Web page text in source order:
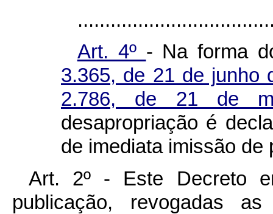
Art. 4º - Na forma
3.365, de 21 de junho
2.786, de 21 de
desapropriação é
de imediata imissão de
Art. 2º - Este Decreto
publicação, revogadas